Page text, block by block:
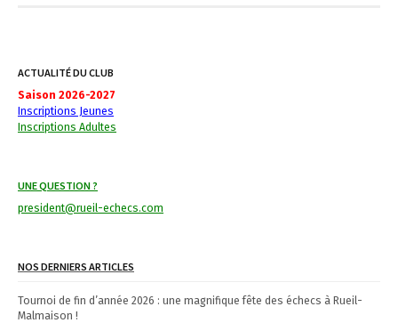
g
a
i
o
ACTUALITÉ DU CLUB
Saison 2026-2027
Inscriptions Jeunes
Inscriptions Adultes
UNE QUESTION ?
president@rueil-echecs.com
NOS DERNIERS ARTICLES
Tournoi de fin d’année 2026 : une magnifique fête des échecs à Rueil-
Malmaison !